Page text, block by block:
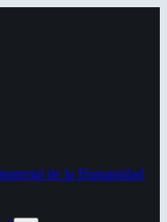
de la Humanidad